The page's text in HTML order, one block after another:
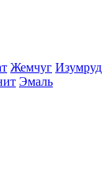
Жемчуг Изумруд
Эмаль